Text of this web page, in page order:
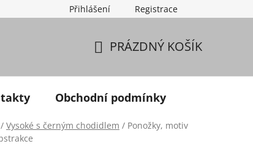
Přihlášení Registrace
PRÁZDNÝ KOŠÍK
Obchodní podmínky
/ Vysoké s černým chodidlem / Ponožky, motiv